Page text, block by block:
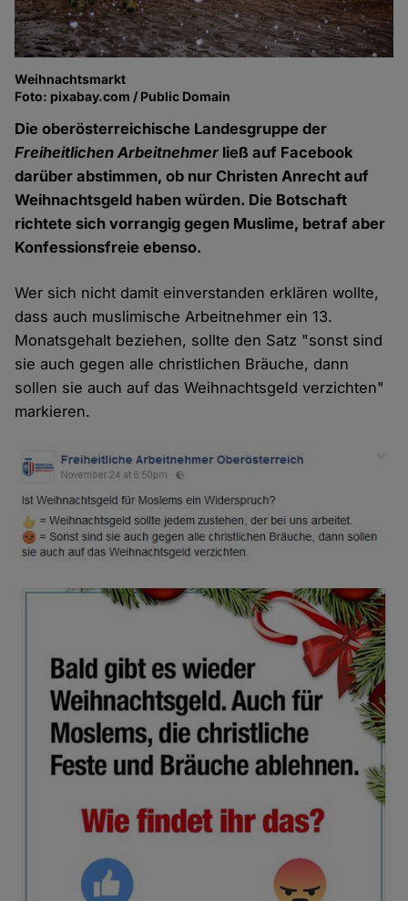
Weihnachtsmarkt
Foto: pixabay.com / Public Domain
Die oberösterreichische Landesgruppe der
Freiheitlichen Arbeitnehmer ließ auf Facebook
darüber abstimmen, ob nur Christen Anrecht auf
Weihnachtsgeld haben würden. Die Botschaft
richtete sich vorrangig gegen Muslime, betraf aber
Konfessionsfreie ebenso.
Wer sich nicht damit einverstanden erklären wollte,
dass auch muslimische Arbeitnehmer ein 13.
Monatsgehalt beziehen, sollte den Satz "sonst sind
sie auch gegen alle christlichen Bräuche, dann
sollen sie auch auf das Weihnachtsgeld verzichten"
markieren.